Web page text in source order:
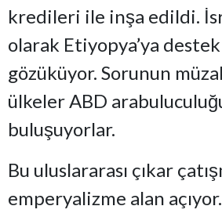
kredileri ile inşa edildi.
olarak Etiyopya’ya
gözüküyor. Sorunun
ülkeler ABD
buluşuyorlar.
Bu uluslararası çıkar
emperyalizme alan açıyor.